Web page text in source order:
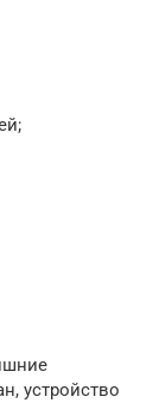
устройство